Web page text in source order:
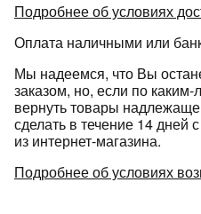
Подробнее об условиях
Оплата наличными или
Мы надеемся, что Вы
заказом, но, если по
вернуть товары
сделать в течение 14 дней
из интернет-магазина.
Подробнее об условиях